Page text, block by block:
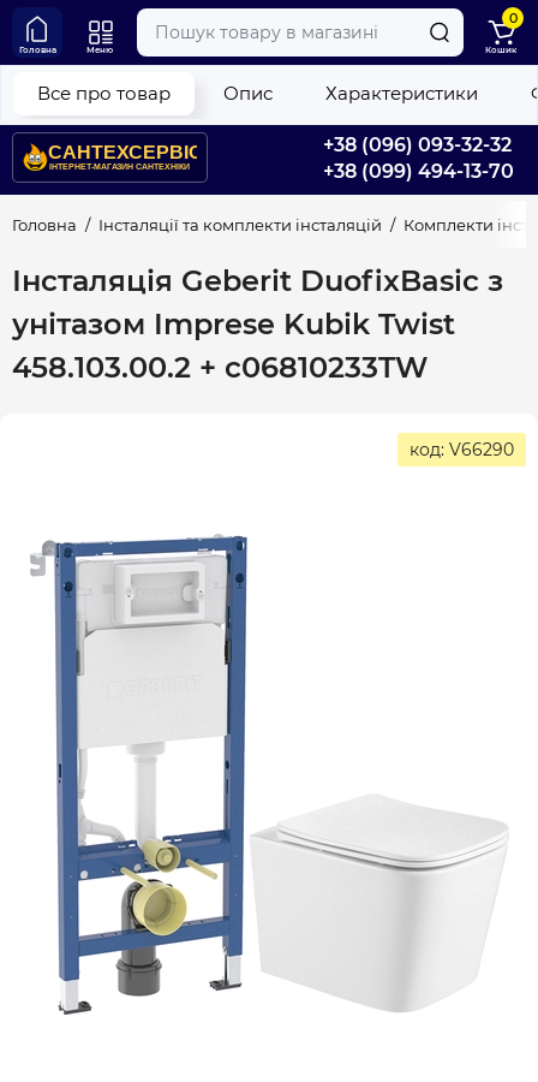
+38 (096) 093-32-32
+38 (099) 494-13-70
Головна Меню
0
Кошик
Головна Інсталяції та комплекти інсталяцій Комплекти
Інсталяція Geberit DuofixBasic з
унітазом Imprese Kubik Twist
458.103.00.2 + c06810233TW
Все про товар Опис Характеристики
код: V66290